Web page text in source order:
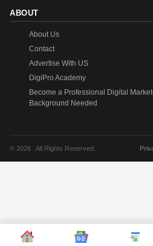
ABOUT
About Us
Contact
Advertise With US
DigiPro Academy
Become a Professional Digital
Background Needed
© 2026 . All Rights Reserved.